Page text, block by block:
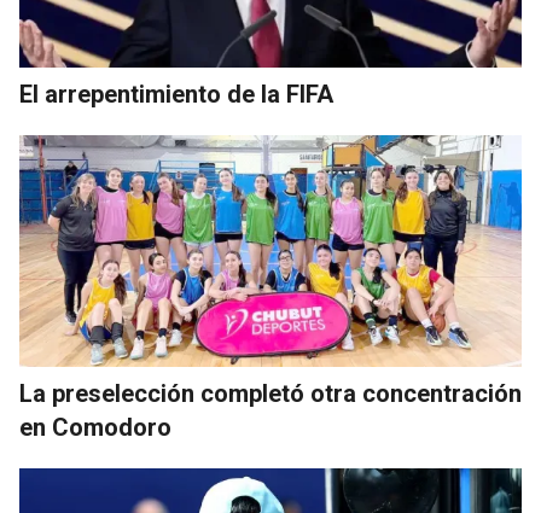
El arrepentimiento de la FIFA
La preselección completó otra concentración
en Comodoro